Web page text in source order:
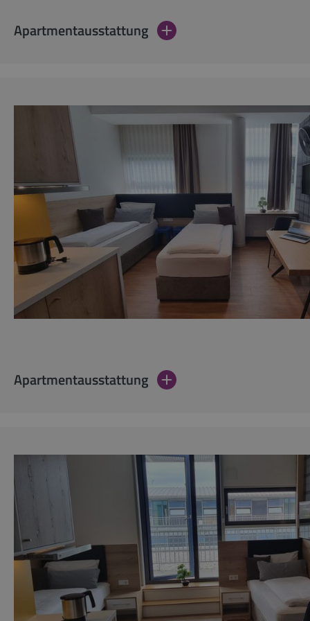
Apartmentausstattung
Apartmentausstattung